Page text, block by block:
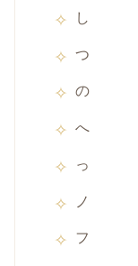
し
つ
の
へ
っ
ノ
フ